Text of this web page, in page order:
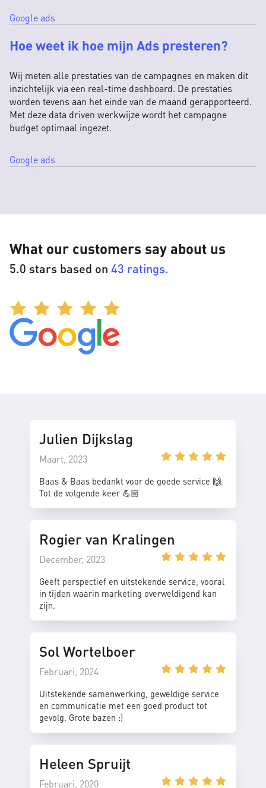
Google ads
Hoe weet ik hoe mijn Ads presteren?
Wij meten alle prestaties van de campagnes en maken dit
inzichtelijk via een real-time dashboard. De prestaties
worden tevens aan het einde van de maand gerapporteerd.
Met deze data driven werkwijze wordt het campagne
budget optimaal ingezet.
Google ads
What our customers say about us
5.0 stars based on 43 ratings.
Julien Dijkslag
Maart, 2023
Baas & Baas bedankt voor de goede service 🙌.
Tot de volgende keer 💪🏼
Rogier van Kralingen
December, 2023
Geeft perspectief en uitstekende service, vooral
in tijden waarin marketing overweldigend kan
zijn.
Sol Wortelboer
Februari, 2024
Uitstekende samenwerking, geweldige service
en communicatie met een goed product tot
gevolg. Grote bazen :)
Heleen Spruijt
Februari, 2020